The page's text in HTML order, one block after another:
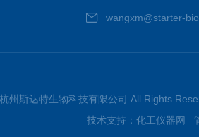
wangxm@starter-
州斯达特生物科技有限公司 All Rights
技术支持： 化工仪器网